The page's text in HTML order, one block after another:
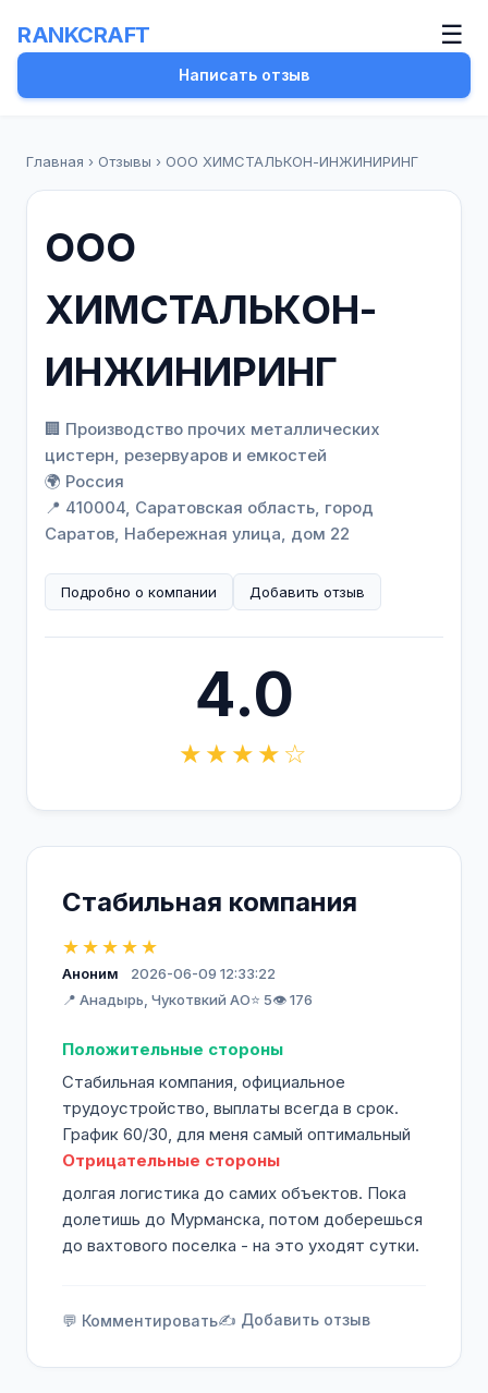
RANKCRAFT ☰
Написать отзыв
Главная › Отзывы › ООО ХИМСТАЛЬКОН-ИНЖИНИРИНГ
ООО
ХИМСТАЛЬКОН-
ИНЖИНИРИНГ
🏢 Производство прочих металлических
цистерн, резервуаров и емкостей
🌍 Россия
📍 410004, Саратовская область, город
Саратов, Набережная улица, дом 22
Подробно о компании Добавить отзыв
4.0
★★★★☆
Стабильная компания
★★★★★
Аноним
2026-06-09 12:33:22
📍 Анадырь, Чукотвкий АО⭐ 5👁️ 176
Положительные стороны
Стабильная компания, официальное
трудоустройство, выплаты всегда в срок.
График 60/30, для меня самый оптимальный
Отрицательные стороны
долгая логистика до самих объектов. Пока
долетишь до Мурманска, потом доберешься
до вахтового поселка - на это уходят сутки.
💬 Комментировать✍️ Добавить отзыв